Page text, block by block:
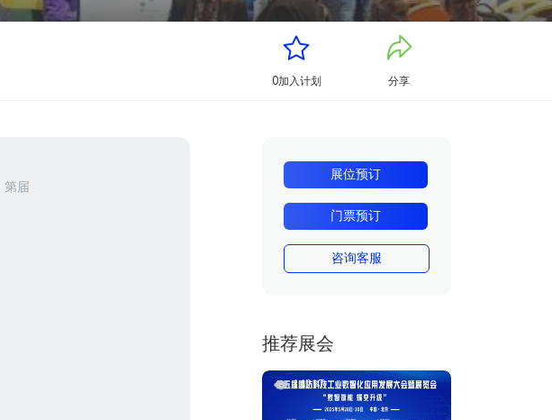
0加入计划 分享
第届
展位预订
门票预订
咨询客服
推荐展会
14217